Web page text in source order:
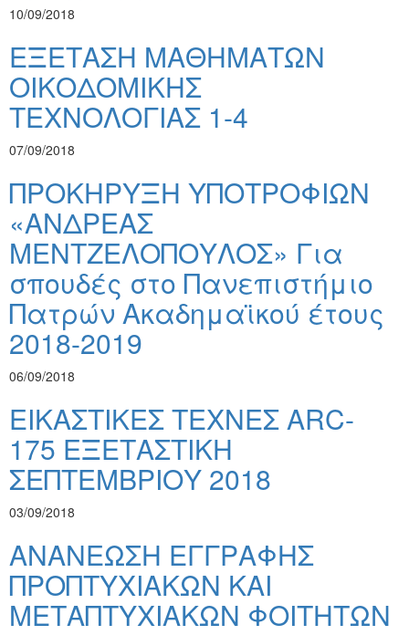
10/09/2018
ΕΞΕΤΑΣΗ ΜΑΘΗΜΑΤΩΝ
ΟΙΚΟΔΟΜΙΚΗΣ
ΤΕΧΝΟΛΟΓΙΑΣ 1-4
07/09/2018
ΠΡΟΚΗΡΥΞΗ ΥΠΟΤΡΟΦΙΩΝ
«ΑΝΔΡΕΑΣ
ΜΕΝΤΖΕΛΟΠΟΥΛΟΣ» Για
σπουδές στο Πανεπιστήμιο
Πατρών Ακαδημαϊκού έτους
2018-2019
06/09/2018
ΕΙΚΑΣΤΙΚΕΣ ΤΕΧΝΕΣ ARC-
175 ΕΞΕΤΑΣΤΙΚΗ
ΣΕΠΤΕΜΒΡΙΟΥ 2018
03/09/2018
ΑΝΑΝΕΩΣΗ ΕΓΓΡΑΦΗΣ
ΠΡΟΠΤΥΧΙΑΚΩΝ ΚΑΙ
ΜΕΤΑΠΤΥΧΙΑΚΩΝ ΦΟΙΤΗΤΩΝ